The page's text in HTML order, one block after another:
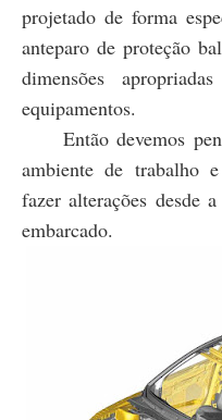
projetado de forma
anteparo de proteção
dimensões
equipamentos.
Então devemos
ambiente de trabalho
fazer alterações desde
embarcado.